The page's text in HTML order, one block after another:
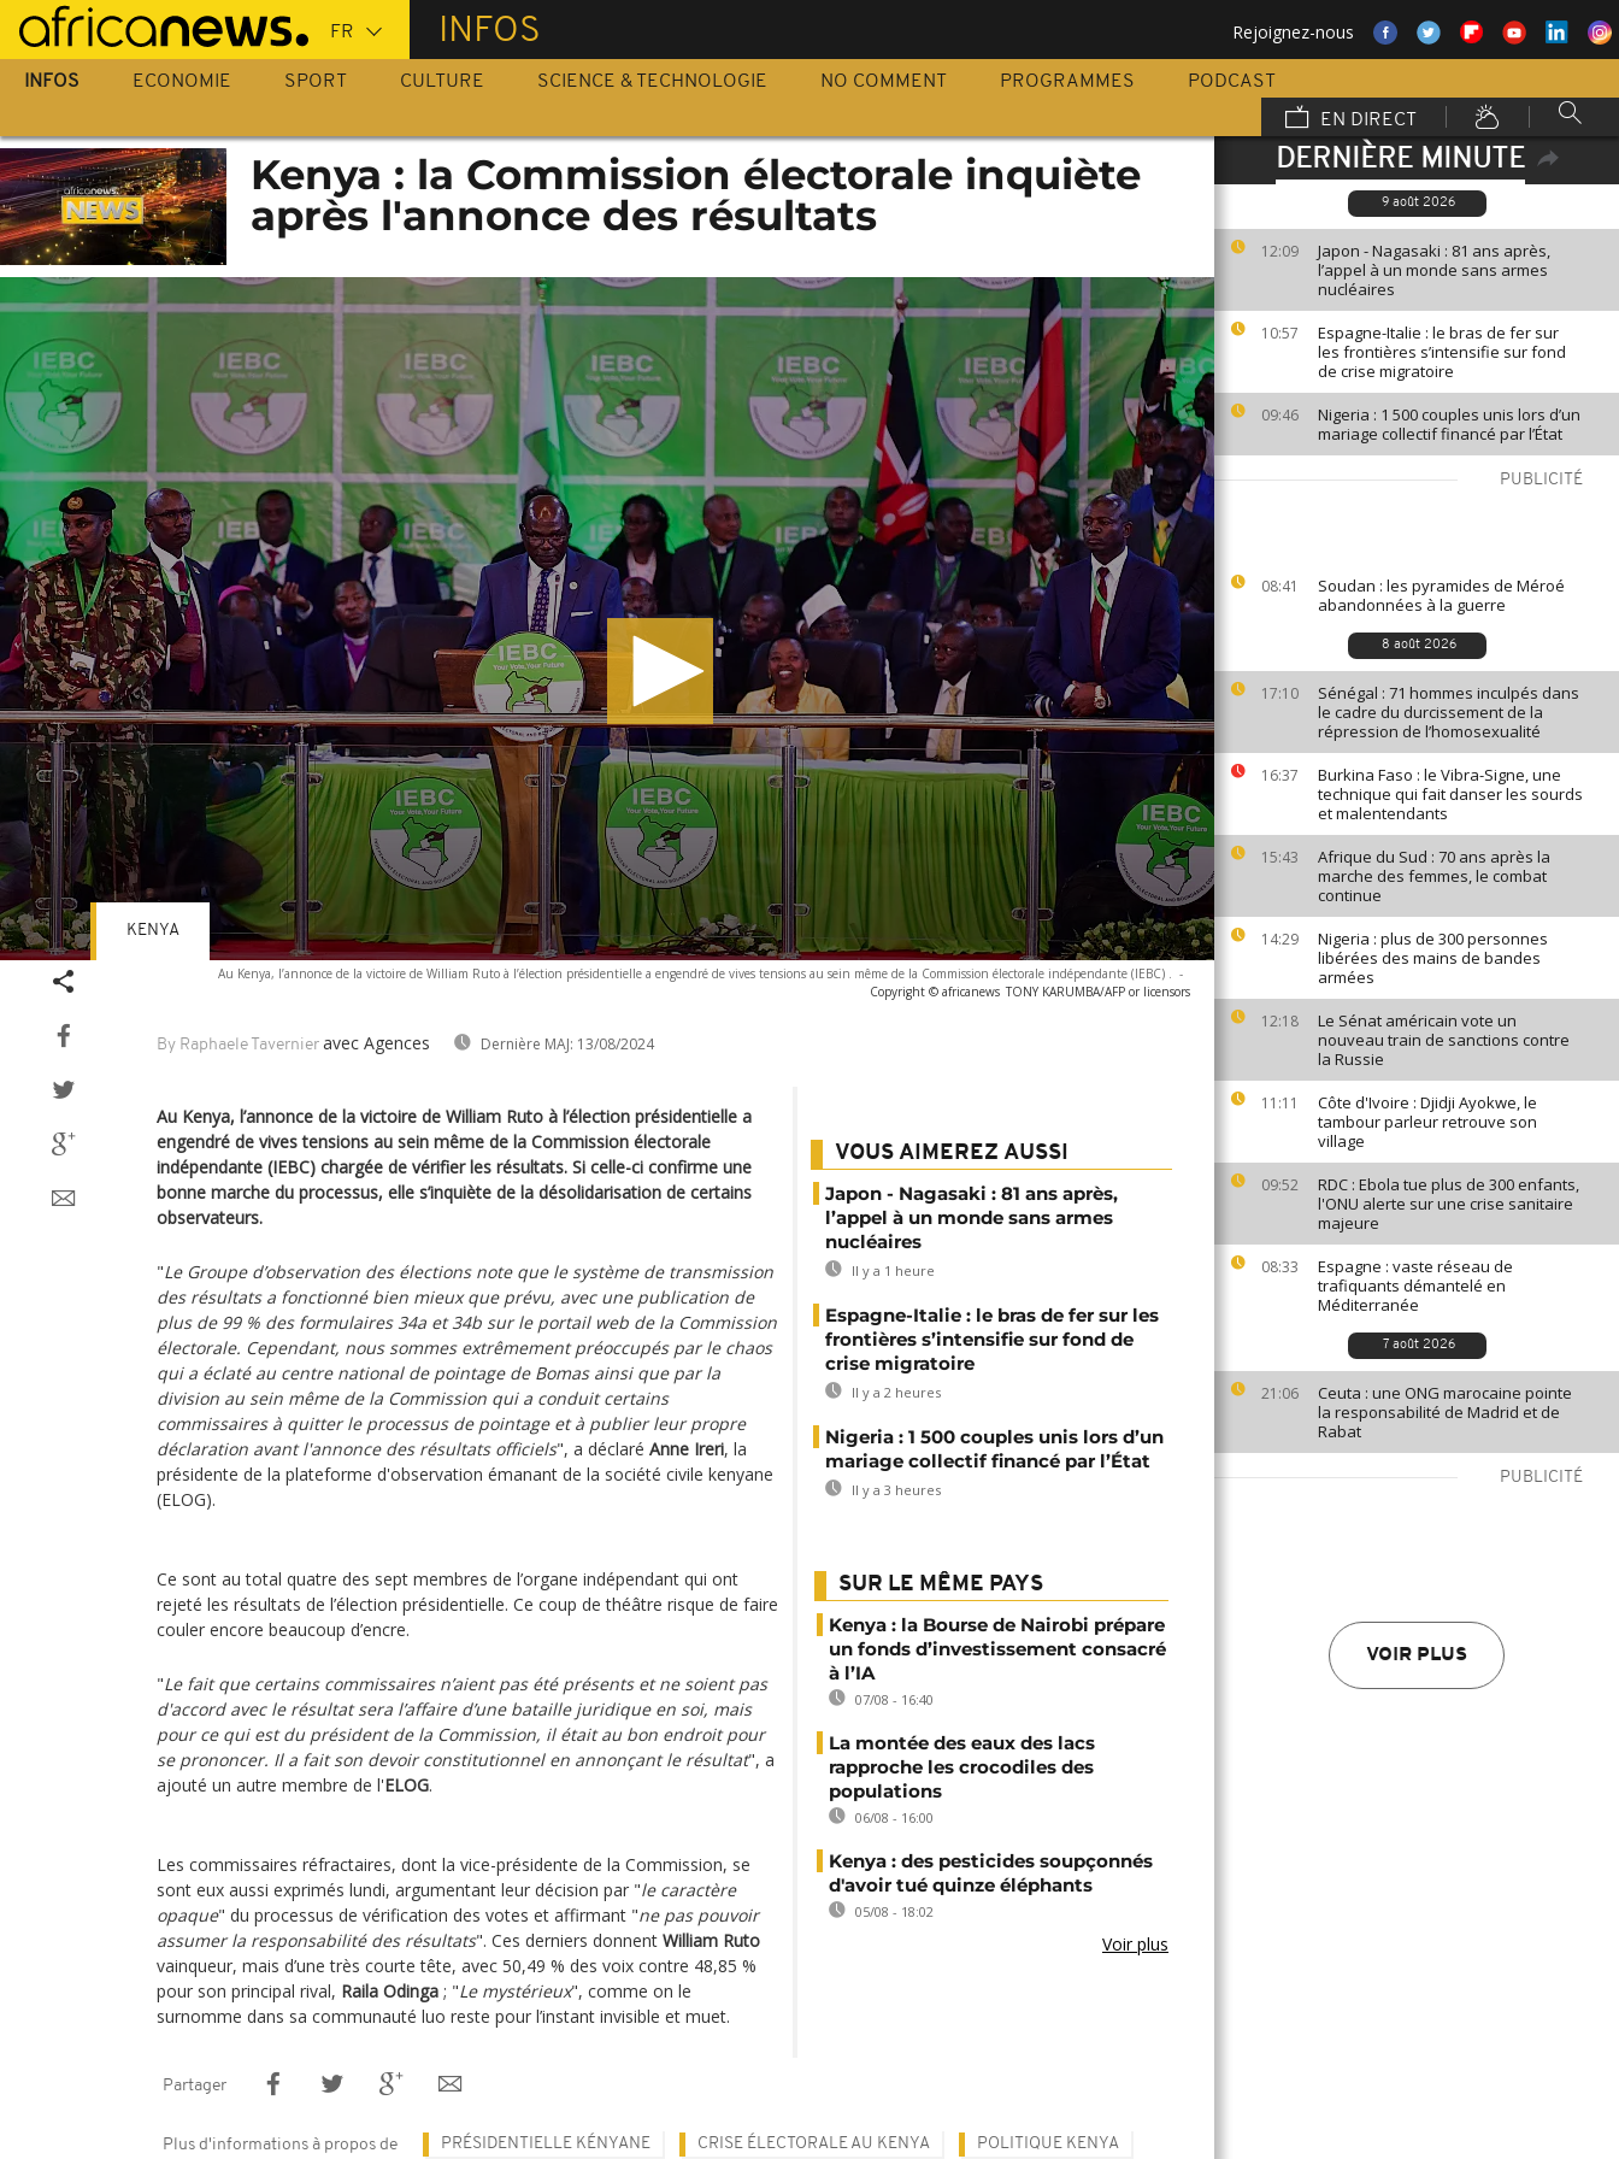
Passer
au
contenu
INFOS Rejoignez-nous
INFOS ECONOMIE SPORT CULTURE SCIENCE & TECHNOLOGIE NO COMMENT PROGRAMMES
PODCAST
EN DIRECT
DERNIÈRE MINUTE
9 août 2026
12:09
Japon - Nagasaki : 81 ans après,
l’appel à un monde sans armes
nucléaires
10:57
Espagne-Italie : le bras de fer sur
les frontières s’intensifie sur fond
de crise migratoire
09:46
Nigeria : 1 500 couples unis lors d’un
mariage collectif financé par l’État
PUBLICITÉ
08:41
Soudan : les pyramides de Méroé
abandonnées à la guerre
8 août 2026
17:10
Sénégal : 71 hommes inculpés dans
le cadre du durcissement de la
répression de l’homosexualité
16:37
Burkina Faso : le Vibra-Signe, une
technique qui fait danser les sourds
et malentendants
15:43
Afrique du Sud : 70 ans après la
marche des femmes, le combat
continue
14:29
Nigeria : plus de 300 personnes
libérées des mains de bandes
armées
12:18
Le Sénat américain vote un
nouveau train de sanctions contre
la Russie
11:11
Côte d'Ivoire : Djidji Ayokwe, le
tambour parleur retrouve son
village
09:52
RDC : Ebola tue plus de 300 enfants,
l'ONU alerte sur une crise sanitaire
majeure
08:33
Espagne : vaste réseau de
trafiquants démantelé en
Méditerranée
7 août 2026
21:06
Ceuta : une ONG marocaine pointe
la responsabilité de Madrid et de
Rabat
PUBLICITÉ
VOIR PLUS
Kenya : la Commission électorale inquiète
après l'annonce des résultats
Au Kenya, l’annonce de la victoire de William Ruto à l’élection présidentielle a engendré de vives tensions au sein même de la Commission électorale indépendante (IEBC) . -
Copyright © africanews TONY KARUMBA/AFP or licensors
By Raphaele Tavernier avec Agences Dernière MAJ: 13/08/2024
KENYA
Au Kenya, l’annonce de la victoire de William Ruto à l’élection présidentielle a
engendré de vives tensions au sein même de la Commission électorale
indépendante (IEBC) chargée de vérifier les résultats. Si celle-ci confirme une
bonne marche du processus, elle s’inquiète de la désolidarisation de certains
observateurs.
"Le Groupe d’observation des élections note que le système de transmission
des résultats a fonctionné bien mieux que prévu, avec une publication de
plus de 99 % des formulaires 34a et 34b sur le portail web de la Commission
électorale. Cependant, nous sommes extrêmement préoccupés par le chaos
qui a éclaté au centre national de pointage de Bomas ainsi que par la
division au sein même de la Commission qui a conduit certains
commissaires à quitter le processus de pointage et à publier leur propre
déclaration avant l'annonce des résultats officiels", a déclaré Anne Ireri, la
présidente de la plateforme d'observation émanant de la société civile kenyane
(ELOG).
Ce sont au total quatre des sept membres de l’organe indépendant qui ont
rejeté les résultats de l’élection présidentielle. Ce coup de théâtre risque de faire
couler encore beaucoup d’encre.
"Le fait que certains commissaires n’aient pas été présents et ne soient pas
d'accord avec le résultat sera l’affaire d’une bataille juridique en soi, mais
pour ce qui est du président de la Commission, il était au bon endroit pour
se prononcer. Il a fait son devoir constitutionnel en annonçant le résultat", a
ajouté un autre membre de l'ELOG.
Les commissaires réfractaires, dont la vice-présidente de la Commission, se
sont eux aussi exprimés lundi, argumentant leur décision par "le caractère
opaque" du processus de vérification des votes et affirmant "ne pas pouvoir
assumer la responsabilité des résultats". Ces derniers donnent William Ruto
vainqueur, mais d’une très courte tête, avec 50,49 % des voix contre 48,85 %
pour son principal rival, Raila Odinga ; "Le mystérieux", comme on le
surnomme dans sa communauté luo reste pour l’instant invisible et muet.
VOUS AIMEREZ AUSSI
Japon - Nagasaki : 81 ans après,
l’appel à un monde sans armes
nucléaires
Il y a 1 heure
Espagne-Italie : le bras de fer sur les
frontières s’intensifie sur fond de
crise migratoire
Il y a 2 heures
Nigeria : 1 500 couples unis lors d’un
mariage collectif financé par l’État
Il y a 3 heures
SUR LE MÊME PAYS
Kenya : la Bourse de Nairobi prépare
un fonds d’investissement consacré
à l’IA
07/08 - 16:40
La montée des eaux des lacs
rapproche les crocodiles des
populations
06/08 - 16:00
Kenya : des pesticides soupçonnés
d'avoir tué quinze éléphants
05/08 - 18:02
Voir plus
Partager
Plus d'informations à propos de PRÉSIDENTIELLE KÉNYANE CRISE ÉLECTORALE AU KENYA POLITIQUE KENYA